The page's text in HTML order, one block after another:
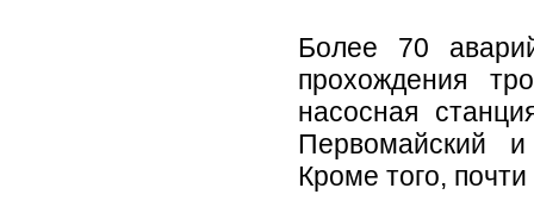
Более 70
прохождения
насосная
Первомайский
Кроме того,